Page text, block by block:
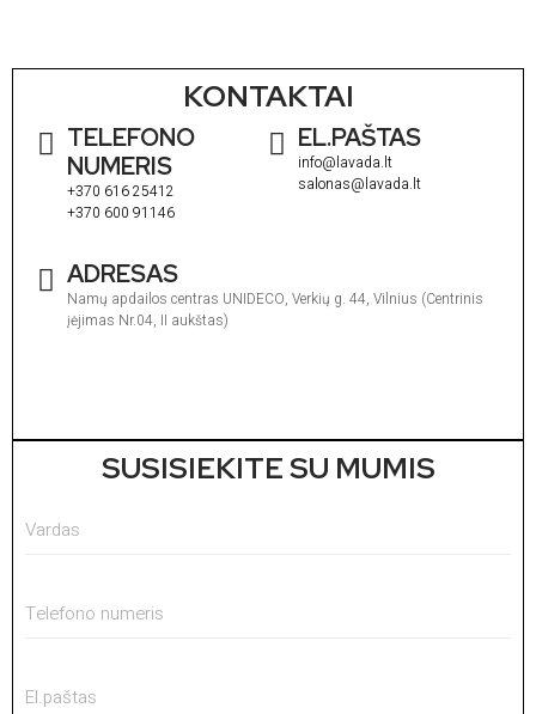
KONTAKTAI
TELEFONO
NUMERIS
+370 616 25412
+370 600 91146
EL.PAŠTAS
info@lavada.lt
salonas@lavada.lt
ADRESAS
Namų apdailos centras UNIDECO, Verkių g. 44, Vilnius (Centrinis
įėjimas Nr.04, II aukštas)
SUSISIEKITE SU MUMIS